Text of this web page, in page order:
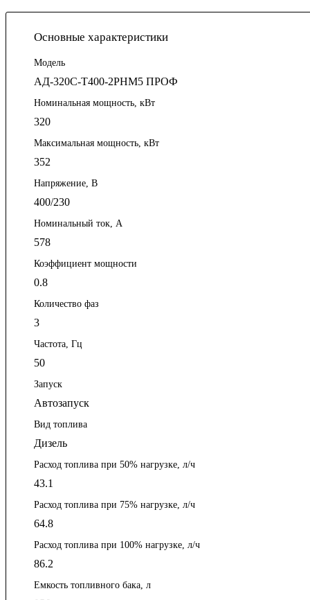
Основные характеристики
Модель
АД-320С-Т400-2РНМ5 ПРОФ
Номинальная мощность, кВт
320
Максимальная мощность, кВт
352
Напряжение, В
400/230
Номинальный ток, А
578
Коэффициент мощности
0.8
Количество фаз
3
Частота, Гц
50
Запуск
Автозапуск
Вид топлива
Дизель
Расход топлива при 50% нагрузке, л/ч
43.1
Расход топлива при 75% нагрузке, л/ч
64.8
Расход топлива при 100% нагрузке, л/ч
86.2
Емкость топливного бака, л